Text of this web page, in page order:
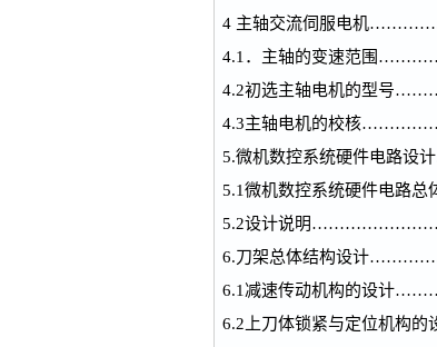
4 主轴交流伺服电
4.1．主轴的变速范
4.2初选主轴电机的
4.3主轴电机的校核
5.微机数控系统硬件
5.1微机数控系统硬件
5.2设计说明
6.刀架总体结构设
6.1减速传动机构的
6.2上刀体锁紧与定位